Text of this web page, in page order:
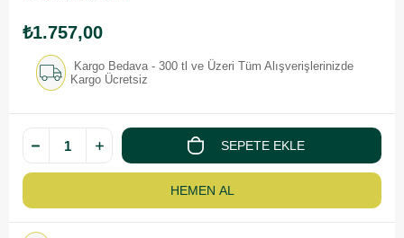
₺1.757,00
Kargo Bedava - 300 tl ve Üzeri Tüm Alışverişlerinizde
Kargo Ücretsiz